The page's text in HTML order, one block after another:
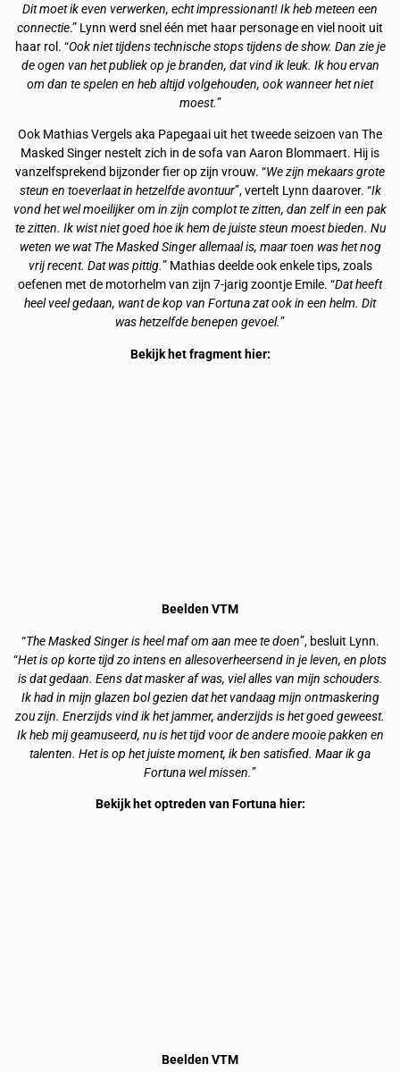
Dit moet ik even verwerken, echt impressionant! Ik heb meteen een
connectie.” Lynn werd snel één met haar personage en viel nooit uit
haar rol. “Ook niet tijdens technische stops tijdens de show. Dan zie je
de ogen van het publiek op je branden, dat vind ik leuk. Ik hou ervan
om dan te spelen en heb altijd volgehouden, ook wanneer het niet
moest.”
Ook Mathias Vergels aka Papegaai uit het tweede seizoen van The
Masked Singer nestelt zich in de sofa van Aaron Blommaert. Hij is
vanzelfsprekend bijzonder fier op zijn vrouw. “We zijn mekaars grote
steun en toeverlaat in hetzelfde avontuur”, vertelt Lynn daarover. “Ik
vond het wel moeilijker om in zijn complot te zitten, dan zelf in een pak
te zitten. Ik wist niet goed hoe ik hem de juiste steun moest bieden. Nu
weten we wat The Masked Singer allemaal is, maar toen was het nog
vrij recent. Dat was pittig.” Mathias deelde ook enkele tips, zoals
oefenen met de motorhelm van zijn 7-jarig zoontje Emile. “Dat heeft
heel veel gedaan, want de kop van Fortuna zat ook in een helm. Dit
was hetzelfde benepen gevoel.”
Bekijk het fragment hier:
Beelden VTM
“The Masked Singer is heel maf om aan mee te doen”, besluit Lynn.
“Het is op korte tijd zo intens en allesoverheersend in je leven, en plots
is dat gedaan. Eens dat masker af was, viel alles van mijn schouders.
Ik had in mijn glazen bol gezien dat het vandaag mijn ontmaskering
zou zijn. Enerzijds vind ik het jammer, anderzijds is het goed geweest.
Ik heb mij geamuseerd, nu is het tijd voor de andere mooie pakken en
talenten. Het is op het juiste moment, ik ben satisfied. Maar ik ga
Fortuna wel missen.”
Bekijk het optreden van Fortuna hier:
Beelden VTM